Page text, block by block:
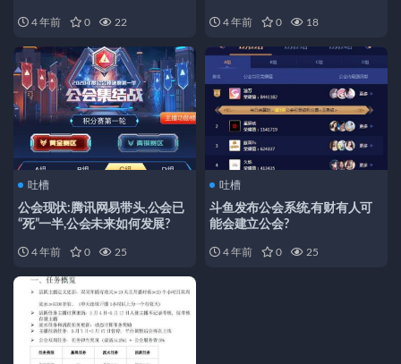
4 年前 0 22 4 年前 0 18
吐槽
公会现状:腾讯网易带头,公会已
“死”一半,公会未来如何发展?
4 年前 0 25
吐槽
斗鱼发布公会系统,有财有人可
能会建立公会?
4 年前 0 25